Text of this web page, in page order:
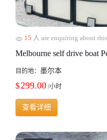
15 人 are enquiring about
Melbourne self drive boat
目的地： 墨尔本
$299.00 /小时
查看详细